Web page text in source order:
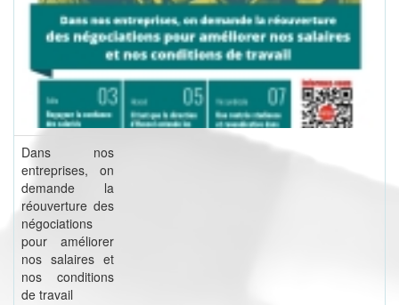
Dans nos
entreprises, on
demande la
réouverture des
négociations
pour améliorer
nos salaires et
nos conditions
de travail